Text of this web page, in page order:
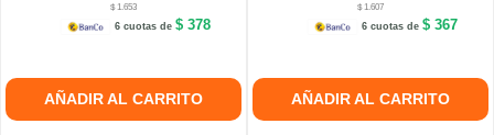
$ 1.653
6 cuotas de$ 378
AÑADIR AL CARRITO
$ 1.607
6 cuotas de$ 367
AÑADIR AL CARRITO